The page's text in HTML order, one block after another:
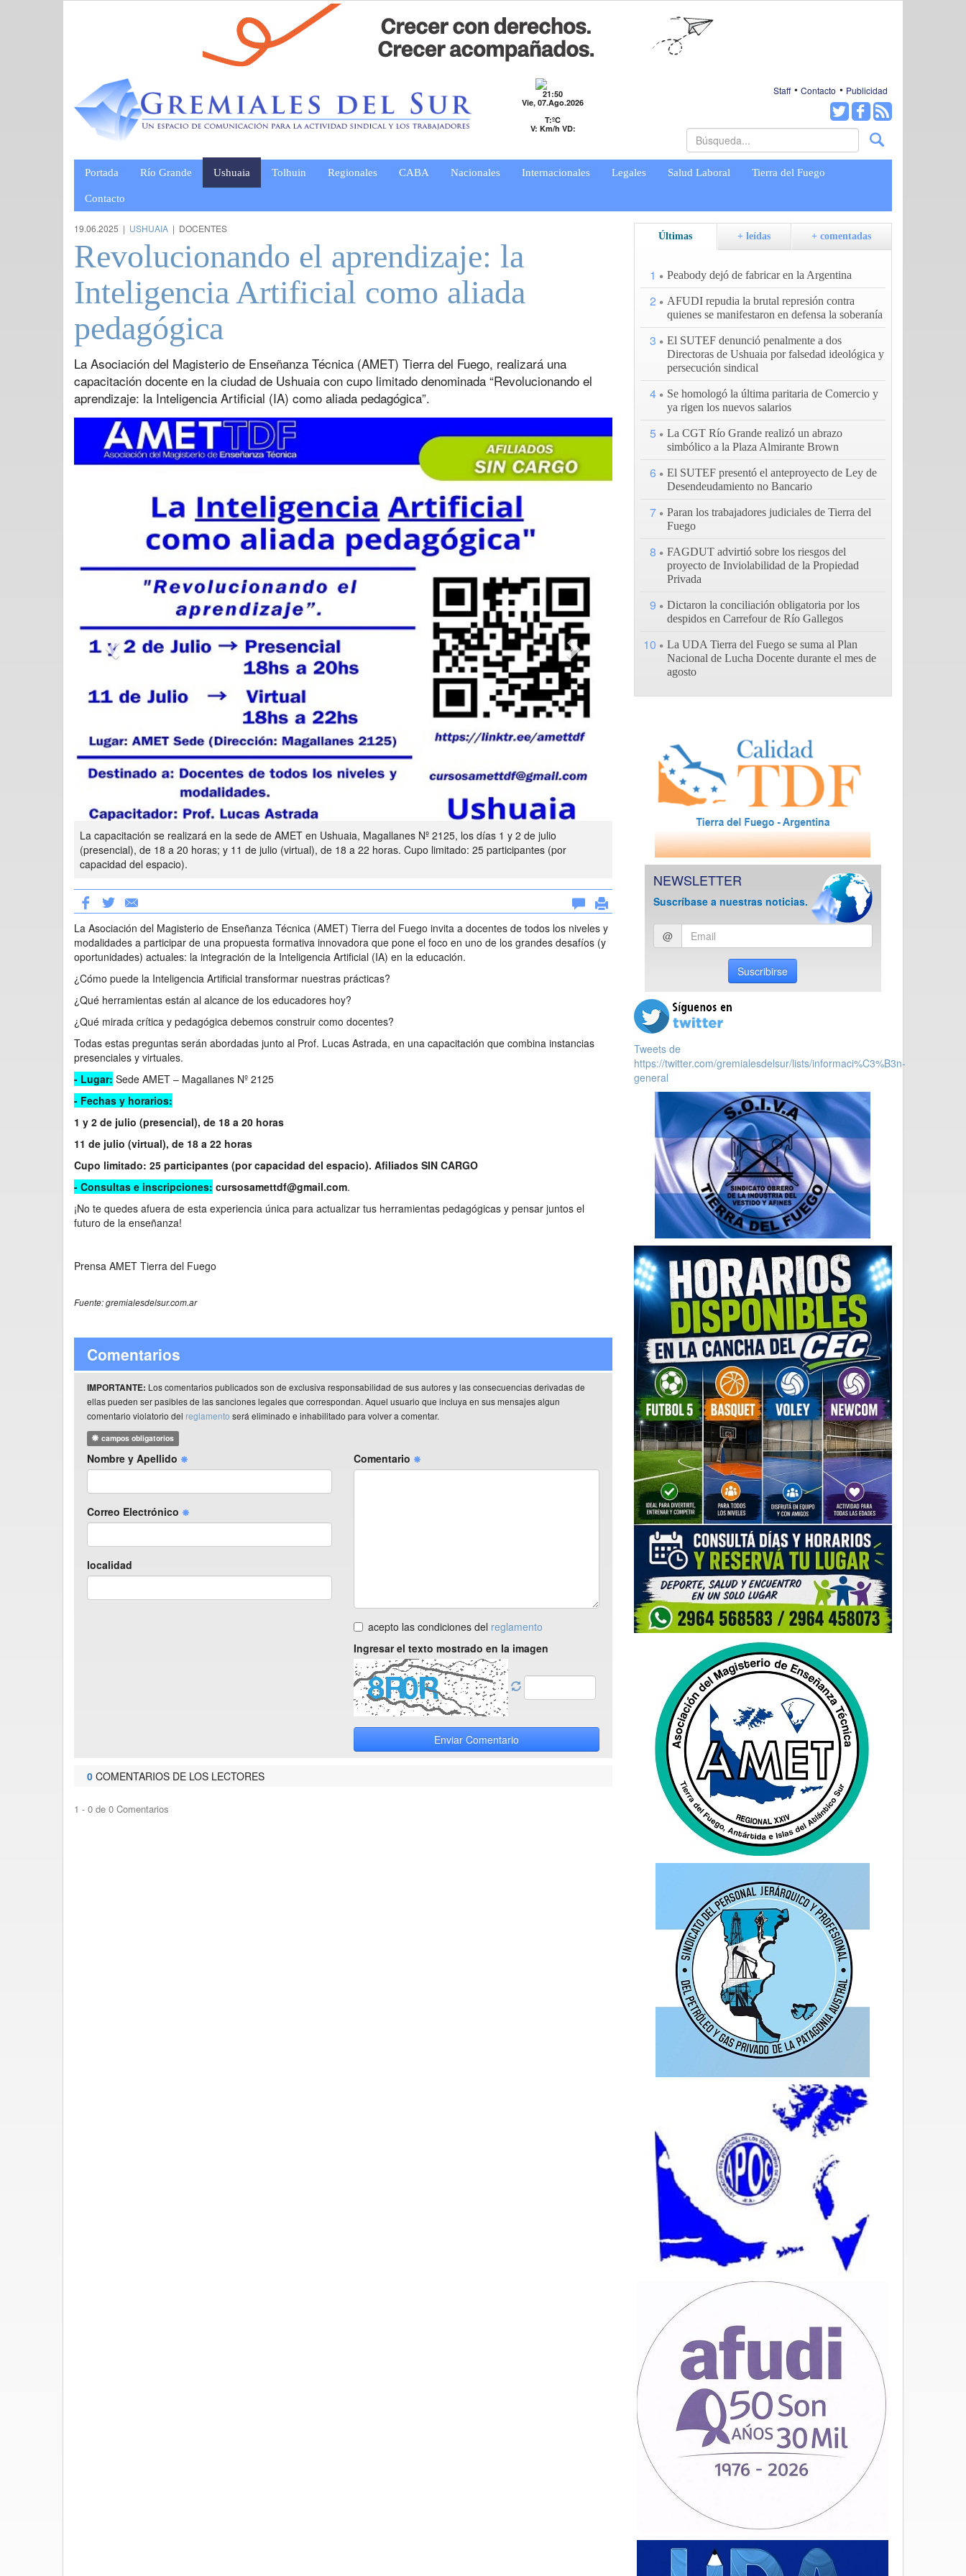
21:50
Vie, 07.Ago.2026
T:ºC
V: Km/h VD:
Staff Contacto Publicidad
Portada Río Grande Ushuaia Tolhuin Regionales CABA Nacionales Internacionales Legales Salud Laboral Tierra del Fuego
Contacto
19.06.2025 | USHUAIA | DOCENTES
Revolucionando el aprendizaje: la
Inteligencia Artificial como aliada
pedagógica
La Asociación del Magisterio de Enseñanza Técnica (AMET) Tierra del Fuego, realizará una
capacitación docente en la ciudad de Ushuaia con cupo limitado denominada “Revolucionando el
aprendizaje: la Inteligencia Artificial (IA) como aliada pedagógica”.
La capacitación se realizará en la sede de AMET en Ushuaia, Magallanes Nº 2125, los días 1 y 2 de julio
(presencial), de 18 a 20 horas; y 11 de julio (virtual), de 18 a 22 horas. Cupo limitado: 25 participantes (por
capacidad del espacio).
Previous
La Asociación del Magisterio de Enseñanza Técnica (AMET) Tierra del Fuego invita a docentes de todos los niveles y
modalidades a participar de una propuesta formativa innovadora que pone el foco en uno de los grandes desafíos (y
oportunidades) actuales: la integración de la Inteligencia Artificial (IA) en la educación.
¿Cómo puede la Inteligencia Artificial transformar nuestras prácticas?
¿Qué herramientas están al alcance de los educadores hoy?
¿Qué mirada crítica y pedagógica debemos construir como docentes?
Todas estas preguntas serán abordadas junto al Prof. Lucas Astrada, en una capacitación que combina instancias
presenciales y virtuales.
- Lugar: Sede AMET – Magallanes Nº 2125
- Fechas y horarios:
1 y 2 de julio (presencial), de 18 a 20 horas
11 de julio (virtual), de 18 a 22 horas
Cupo limitado: 25 participantes (por capacidad del espacio). Afiliados SIN CARGO
- Consultas e inscripciones: cursosamettdf@gmail.com.
¡No te quedes afuera de esta experiencia única para actualizar tus herramientas pedagógicas y pensar juntos el
futuro de la enseñanza!
Prensa AMET Tierra del Fuego
Fuente: gremialesdelsur.com.ar
Comentarios
IMPORTANTE: Los comentarios publicados son de exclusiva responsabilidad de sus autores y las consecuencias derivadas de
ellas pueden ser pasibles de las sanciones legales que correspondan. Aquel usuario que incluya en sus mensajes algun
comentario violatorio del reglamento será eliminado e inhabilitado para volver a comentar.
campos obligatorios
Nombre y Apellido
Correo Electrónico
localidad
Comentario
acepto las condiciones del reglamento
Ingresar el texto mostrado en la imagen
Enviar Comentario
0 COMENTARIOS DE LOS LECTORES
1 - 0 de 0 Comentarios
Últimas + leídas + comentadas
1 Peabody dejó de fabricar en la Argentina
2
AFUDI repudia la brutal represión contra
quienes se manifestaron en defensa la soberanía
3
El SUTEF denunció penalmente a dos
Directoras de Ushuaia por falsedad ideológica y
persecución sindical
4
Se homologó la última paritaria de Comercio y
ya rigen los nuevos salarios
5
La CGT Río Grande realizó un abrazo
simbólico a la Plaza Almirante Brown
6
El SUTEF presentó el anteproyecto de Ley de
Desendeudamiento no Bancario
7
Paran los trabajadores judiciales de Tierra del
Fuego
8
FAGDUT advirtió sobre los riesgos del
proyecto de Inviolabilidad de la Propiedad
Privada
9
Dictaron la conciliación obligatoria por los
despidos en Carrefour de Río Gallegos
10
La UDA Tierra del Fuego se suma al Plan
Nacional de Lucha Docente durante el mes de
agosto
NEWSLETTER
Suscríbase a nuestras noticias.
Ingresar
email
@
Suscribirse
Tweets de
https://twitter.com/gremialesdelsur/lists/informaci%C3%B3n-
general